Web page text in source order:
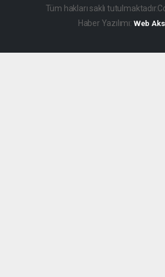
Tüm hakları saklı
Haber Yazılımı: Web